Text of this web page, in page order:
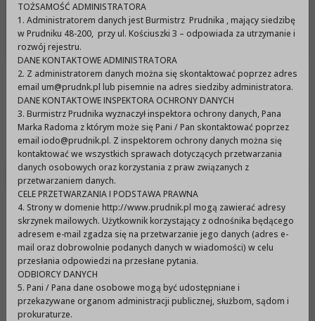
Urząd Miejski w Prudniku
Menu
Wyszukiwarka
Najem lokali
Uchwała Nr LXII/1123/2022 Rady Miejskiej w Prudniku
z dnia 26 maja 2022 r. w sprawie zasad
przeprowadzania naboru wniosków o zawarcie
umowy najmu lokalu mieszkalnego, co do którego
TOŻSAMOŚĆ ADMINISTRATORA
1. Administratorem danych jest Burmistrz Prudnika , mający siedzibę
w Prudniku 48-200, przy ul. Kościuszki 3 – odpowiada za utrzymanie i
rozwój rejestru.
DANE KONTAKTOWE ADMINISTRATORA
2. Z administratorem danych można się skontaktować poprzez adres
email um@prudnk.pl lub pisemnie na adres siedziby administratora.
DANE KONTAKTOWE INSPEKTORA OCHRONY DANYCH
3. Burmistrz Prudnika wyznaczył inspektora ochrony danych, Pana
Marka Radoma z którym może się Pani / Pan skontaktować poprzez
email iodo@prudnik.pl. Z inspektorem ochrony danych można się
kontaktować we wszystkich sprawach dotyczących przetwarzania
danych osobowych oraz korzystania z praw związanych z
przetwarzaniem danych.
CELE PRZETWARZANIA I PODSTAWA PRAWNA
4. Strony w domenie http://www.prudnik.pl mogą zawierać adresy
skrzynek mailowych. Użytkownik korzystający z odnośnika będącego
adresem e-mail zgadza się na przetwarzanie jego danych (adres e-
mail oraz dobrowolnie podanych danych w wiadomości) w celu
przesłania odpowiedzi na przesłane pytania.
ODBIORCY DANYCH
5. Pani / Pana dane osobowe mogą być udostępniane i
przekazywane organom administracji publicznej, służbom, sądom i
prokuraturze.